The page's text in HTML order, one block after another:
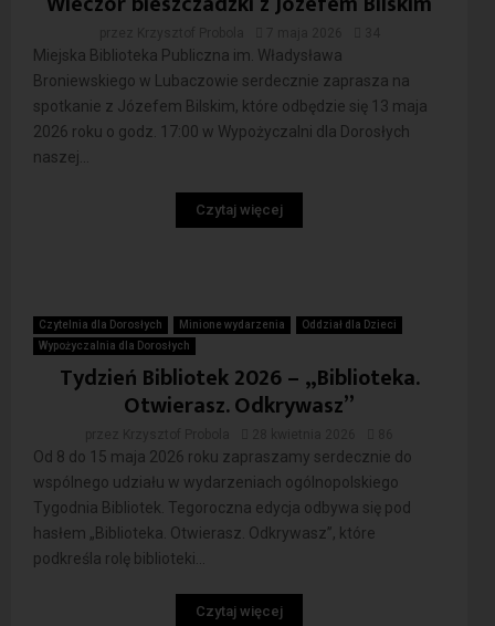
Miejska Biblioteka Publiczna im. Władysława
Broniewskiego w Lubaczowie serdecznie zaprasza na
spotkanie z Józefem Bilskim, które odbędzie się 13 maja
2026 roku o godz. 17:00 w Wypożyczalni dla Dorosłych
naszej...
Czytaj więcej
Czytelnia dla Dorosłych Minione wydarzenia
Oddział dla Dzieci
Wypożyczalnia dla Dorosłych
Tydzień Bibliotek 2026 – „Biblioteka.
Otwierasz. Odkrywasz”
Od 8 do 15 maja 2026 roku zapraszamy serdecznie do
wspólnego udziału w wydarzeniach ogólnopolskiego
Tygodnia Bibliotek. Tegoroczna edycja odbywa się pod
hasłem „Biblioteka. Otwierasz. Odkrywasz”, które
podkreśla rolę biblioteki...
Czytaj więcej